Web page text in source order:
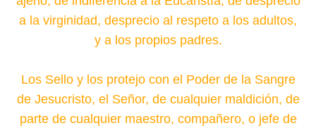
a la virginidad, desprecio al respeto a los adultos,
y a los propios padres.
Los Sello y los protejo con el Poder de la Sangre
de Jesucristo, el Señor, de cualquier maldición, de
parte de cualquier maestro, compañero, o jefe de